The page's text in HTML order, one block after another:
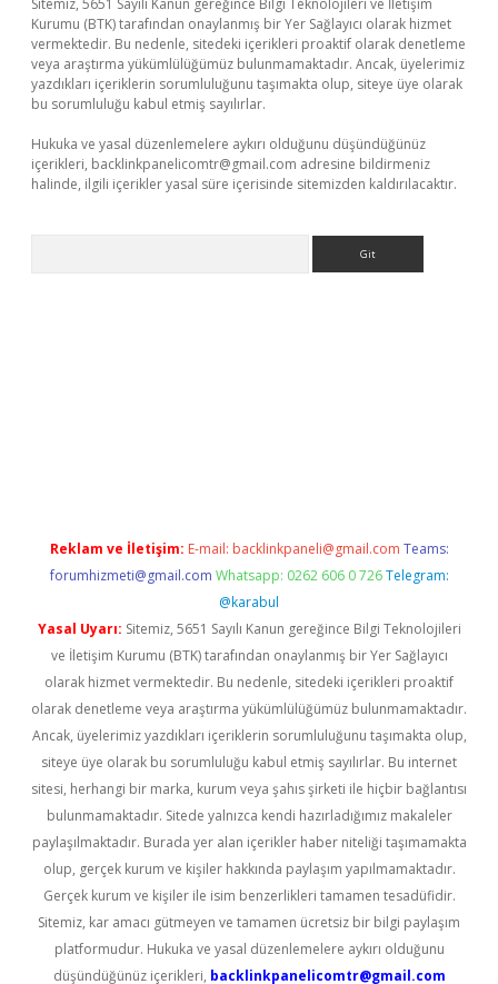
Sitemiz, 5651 Sayılı Kanun gereğince Bilgi Teknolojileri ve İletişim
Kurumu (BTK) tarafından onaylanmış bir Yer Sağlayıcı olarak hizmet
vermektedir. Bu nedenle, sitedeki içerikleri proaktif olarak denetleme
veya araştırma yükümlülüğümüz bulunmamaktadır. Ancak, üyelerimiz
yazdıkları içeriklerin sorumluluğunu taşımakta olup, siteye üye olarak
bu sorumluluğu kabul etmiş sayılırlar.
Hukuka ve yasal düzenlemelere aykırı olduğunu düşündüğünüz
içerikleri, backlinkpanelicomtr@gmail.com adresine bildirmeniz
halinde, ilgili içerikler yasal süre içerisinde sitemizden kaldırılacaktır.
Reklam ve İletişim: E-mail: backlinkpaneli@gmail.com Teams:
forumhizmeti@gmail.com Whatsapp: 0262 606 0 726 Telegram:
@karabul
Yasal Uyarı: Sitemiz, 5651 Sayılı Kanun gereğince Bilgi Teknolojileri
ve İletişim Kurumu (BTK) tarafından onaylanmış bir Yer Sağlayıcı
olarak hizmet vermektedir. Bu nedenle, sitedeki içerikleri proaktif
olarak denetleme veya araştırma yükümlülüğümüz bulunmamaktadır.
Ancak, üyelerimiz yazdıkları içeriklerin sorumluluğunu taşımakta olup,
siteye üye olarak bu sorumluluğu kabul etmiş sayılırlar. Bu internet
sitesi, herhangi bir marka, kurum veya şahıs şirketi ile hiçbir bağlantısı
bulunmamaktadır. Sitede yalnızca kendi hazırladığımız makaleler
paylaşılmaktadır. Burada yer alan içerikler haber niteliği taşımamakta
olup, gerçek kurum ve kişiler hakkında paylaşım yapılmamaktadır.
Gerçek kurum ve kişiler ile isim benzerlikleri tamamen tesadüfidir.
Sitemiz, kar amacı gütmeyen ve tamamen ücretsiz bir bilgi paylaşım
platformudur. Hukuka ve yasal düzenlemelere aykırı olduğunu
düşündüğünüz içerikleri, backlinkpanelicomtr@gmail.com